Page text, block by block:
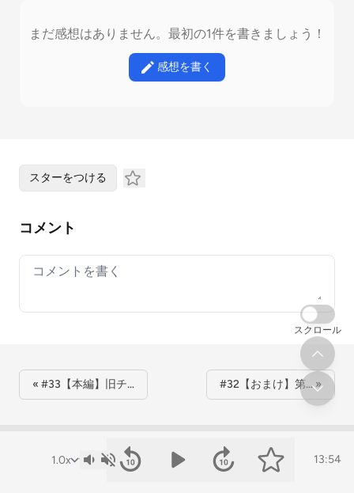
まだ感想はありません。最初の1件を書きましょう！
感想を書く
13:54
スターをつける
コメント
Your comment
« #33【本編】旧チ… #32【おまけ】第… »
スクロール